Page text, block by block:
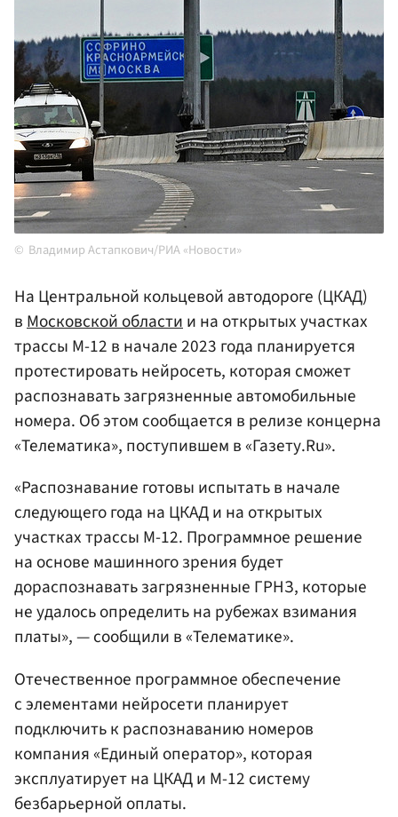
Владимир Астапкович/РИА «Новости»
На Центральной кольцевой автодороге (ЦКАД)
вМосковской областии на открытых участках
трассы М-12 в начале 2023 года планируется
протестировать нейросеть, которая сможет
распознавать загрязненные автомобильные
номера. Об этом сообщается в релизе концерна
«Телематика», поступившем в «Газету.Ru».
«Распознавание готовы испытать в начале
следующего года на ЦКАД и на открытых
участках трассы М-12. Программное решение
на основе машинного зрения будет
дораспознавать загрязненные ГРНЗ, которые
не удалось определить на рубежах взимания
платы», — сообщили в «Телематике».
Отечественное программное обеспечение
с элементами нейросети планирует
подключить к распознаванию номеров
компания «Единый оператор», которая
эксплуатирует на ЦКАД и М-12 систему
безбарьерной оплаты.